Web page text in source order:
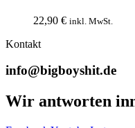
22,90 € inkl. MwSt.
Kontakt
info@bigboyshit.de
Wir antworten